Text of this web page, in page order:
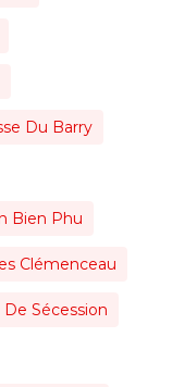
Du Barry
Bien Phu
Clémenceau
De Sécession